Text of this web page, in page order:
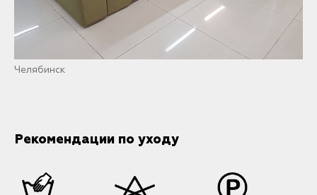
Челябинск
Рекомендации по уходу